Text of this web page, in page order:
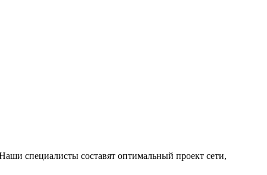
специалисты составят оптимальный проект сети,